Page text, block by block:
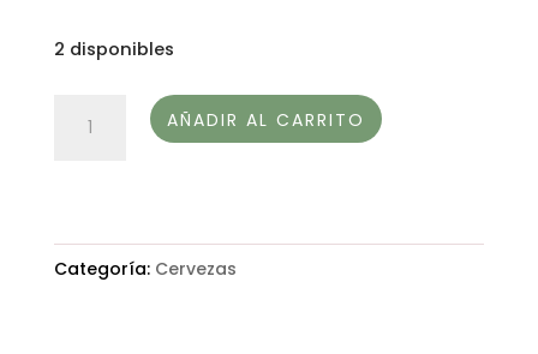
2 disponibles
ECOLÓGICA
SARA
LEIROS-
AÑADIR AL CARRITO
Categoría: Cervezas